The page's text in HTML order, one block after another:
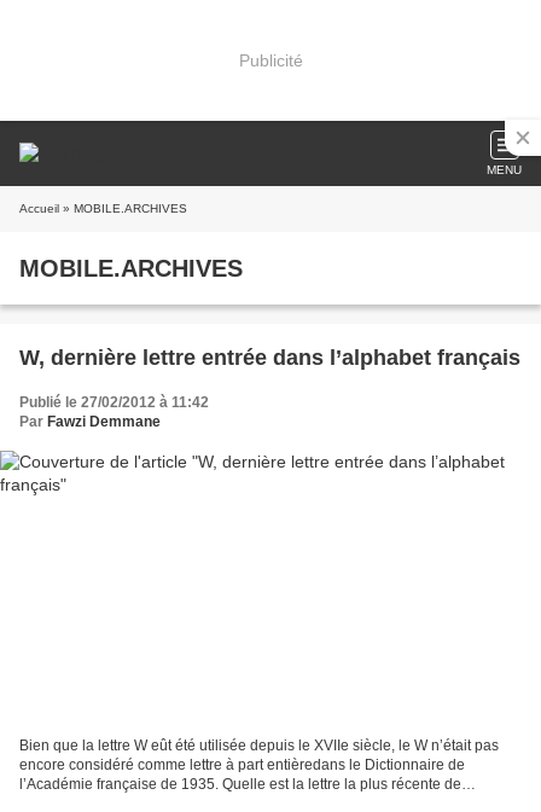
Publicité
MENU
Accueil » MOBILE.ARCHIVES
MOBILE.ARCHIVES
W, dernière lettre entrée dans l’alphabet français
Publié le 27/02/2012 à 11:42
Par Fawzi Demmane
Bien que la lettre W eût été utilisée depuis le XVIIe siècle, le W n’était pas
encore considéré comme lettre à part entièredans le Dictionnaire de
l’Académie française de 1935. Quelle est la lettre la plus récente de